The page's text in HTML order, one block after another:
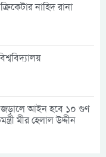
নাহিদ রানা
আইন হবে ১০ গুণ
মীর হেলাল উদ্দীন